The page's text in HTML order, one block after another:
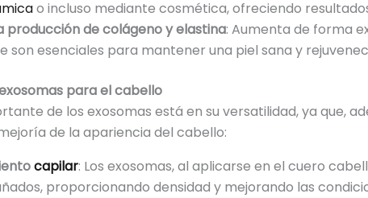
o incluso mediante cosmética, ofreciendo
producción de colágeno y elastina: Aumenta de forma
son esenciales para mantener una piel sana y
para el cabello
de los exosomas está en su versatilidad, ya que,
de la apariencia del cabello:
capilar: Los exosomas, al aplicarse en el cuero
proporcionando densidad y mejorando las